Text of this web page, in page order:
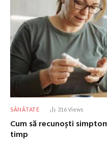
SĂNĂTATE 316Views
Cum să recunoști
timp